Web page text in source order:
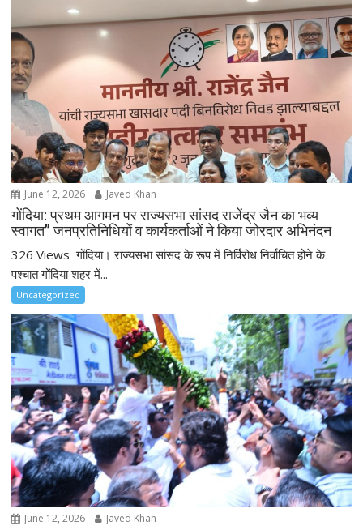
June 12, 2026 Javed Khan
गोंदिया: प्रथम आगमन पर राज्यसभा सांसद राजेंद्र जैन का भव्य
स्वागत” जनप्रतिनिधियों व कार्यकर्ताओं ने किया जोरदार अभिनंदन
326 Views गोंदिया। राज्यसभा सांसद के रूप में निर्विरोध निर्वाचित होने के
पश्चात गोंदिया शहर में...
Uncategorized
June 12, 2026 Javed Khan